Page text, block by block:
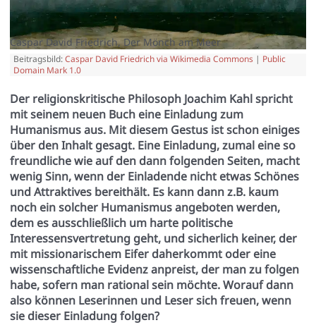
Caspar David Friedrich, Der Mönch am Meer
Beitragsbild:Caspar David Friedrich via Wikimedia Commons | Public
Domain Mark 1.0
Der religionskritische Philosoph Joachim Kahl spricht
mit seinem neuen Buch eine Einladung zum
Humanismus aus. Mit diesem Gestus ist schon einiges
über den Inhalt gesagt. Eine Einladung, zumal eine so
freundliche wie auf den dann folgenden Seiten, macht
wenig Sinn, wenn der Einladende nicht etwas Schönes
und Attraktives bereithält. Es kann dann z.B. kaum
noch ein solcher Humanismus angeboten werden,
dem es ausschließlich um harte politische
Interessensvertretung geht, und sicherlich keiner, der
mit missionarischem Eifer daherkommt oder eine
wissenschaftliche Evidenz anpreist, der man zu folgen
habe, sofern man rational sein möchte. Worauf dann
also können Leserinnen und Leser sich freuen, wenn
sie dieser Einladung folgen?